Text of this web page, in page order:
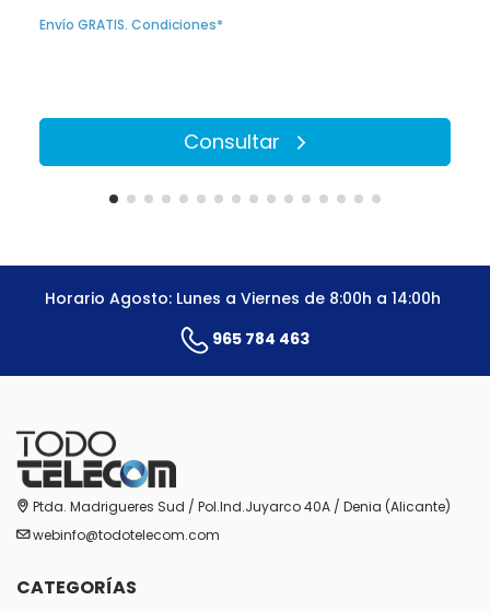
Envío GRATIS. Condiciones*
Consultar
Horario Agosto: Lunes a Viernes de 8:00h a 14:00h
965 784 463
Ptda. Madrigueres Sud / Pol.Ind.Juyarco 40A / Denia (Alicante)
webinfo@todotelecom.com
CATEGORÍAS